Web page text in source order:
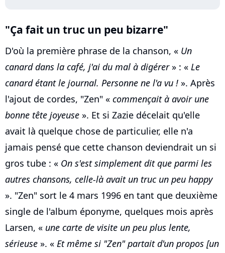
"Ça fait un truc un peu bizarre"
D'où la première phrase de la chanson, « Un
canard dans la café, j'ai du mal à digérer» : « Le
canard étant le journal. Personne ne l'a vu ! ». Après
l'ajout de cordes, "Zen" « commençait à avoir une
bonne tête joyeuse ». Et si Zazie décelait qu'elle
avait là quelque chose de particulier, elle n'a
jamais pensé que cette chanson deviendrait un si
gros tube : « On s'est simplement dit que parmi les
autres chansons, celle-là avait un truc un peu happy
». "Zen" sort le 4 mars 1996 en tant que deuxième
single de l'album éponyme, quelques mois après
Larsen, « une carte de visite un peu plus lente,
sérieuse ». « Et même si "Zen" partait d'un propos [un